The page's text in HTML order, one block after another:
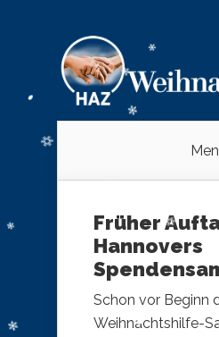
Früher
Hannovers
Schon vor Beginn
Weihnachtshilfe-